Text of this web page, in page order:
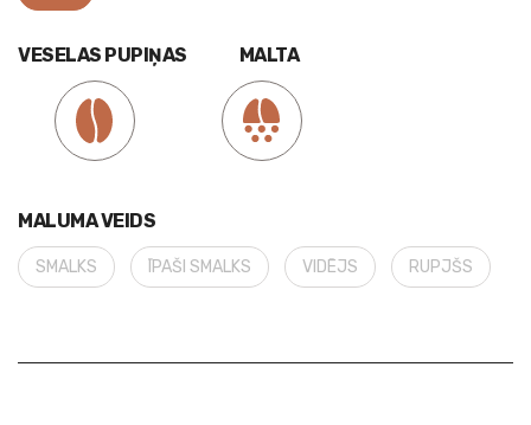
VESELAS PUPIŅAS MALTA
MALUMA VEIDS
SMALKS ĪPAŠI SMALKS VIDĒJS RUPJŠS